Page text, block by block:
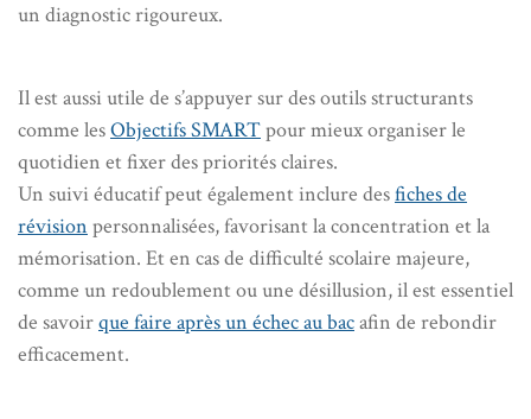
un diagnostic rigoureux.
Il est aussi utile de s’appuyer sur des outils structurants
comme lesObjectifs SMARTpour mieux organiser le
quotidien et fixer des priorités claires.
Un suivi éducatif peut également inclure desfiches de
révision personnalisées, favorisant la concentration et la
mémorisation. Et en cas de difficulté scolaire majeure,
comme un redoublement ou une désillusion, il est essentiel
de savoirque faire après un échec au bacafin de rebondir
efficacement.